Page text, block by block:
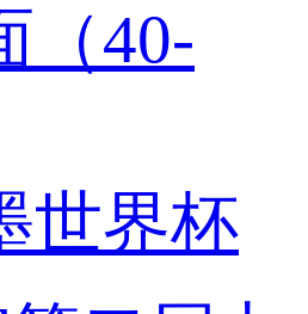
（40-
世界杯